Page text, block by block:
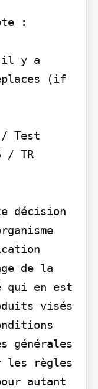
:
y a
(if
Test
/ TR
décision
de la
qui en est
visés
générales
les règles
autant